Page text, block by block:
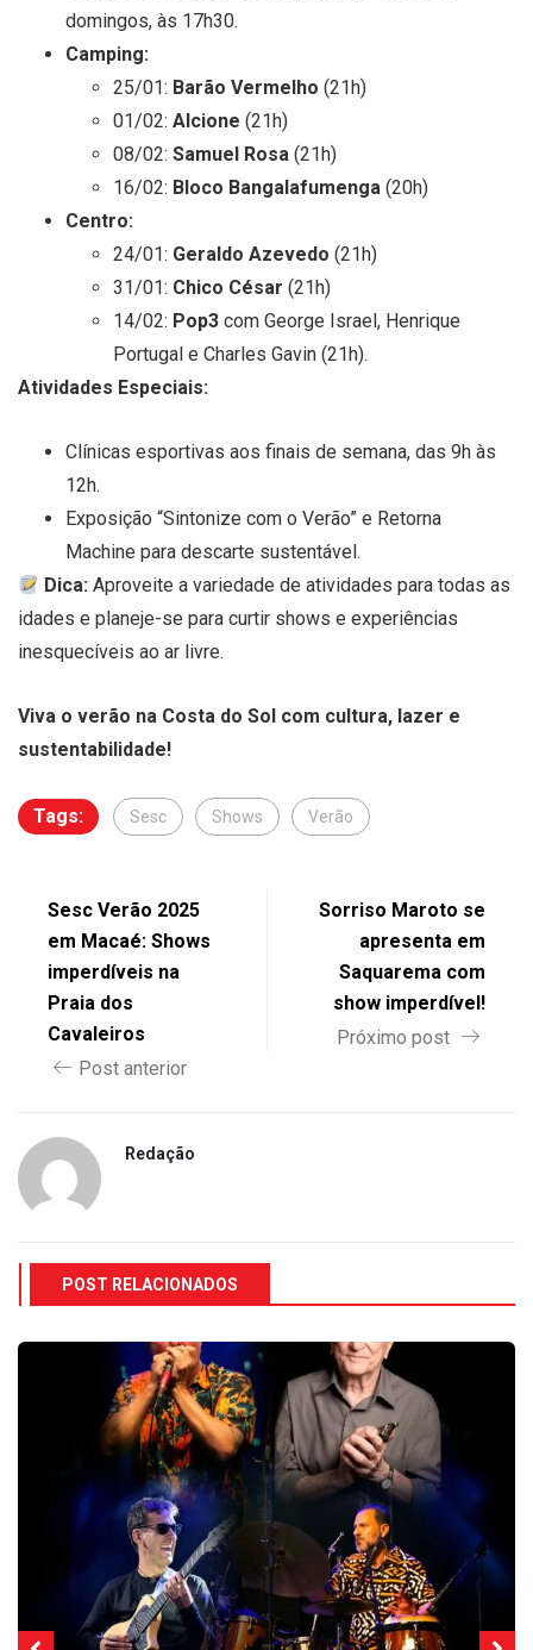
domingos, às 17h30.
Camping:
25/01: Barão Vermelho (21h)
01/02: Alcione (21h)
08/02: Samuel Rosa (21h)
16/02: Bloco Bangalafumenga (20h)
Centro:
24/01: Geraldo Azevedo (21h)
31/01: Chico César (21h)
14/02: Pop3 com George Israel, Henrique
Portugal e Charles Gavin (21h).
Atividades Especiais:
Clínicas esportivas aos finais de semana, das 9h às
12h.
Exposição “Sintonize com o Verão” e Retorna
Machine para descarte sustentável.
Dica: Aproveite a variedade de atividades para todas as
idades e planeje-se para curtir shows e experiências
inesquecíveis ao ar livre.
Viva o verão na Costa do Sol com cultura, lazer e
sustentabilidade!
Tags: Sesc Shows Verão
Sesc Verão 2025
em Macaé: Shows
imperdíveis na
Praia dos
Cavaleiros
Post anterior
Sorriso Maroto se
apresenta em
Saquarema com
show imperdível!
Próximo post
Redação
POST RELACIONADOS